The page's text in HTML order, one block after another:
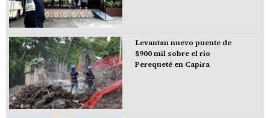
Levantan nuevo puente de
$900 mil sobre el río
Perequeté en Capira